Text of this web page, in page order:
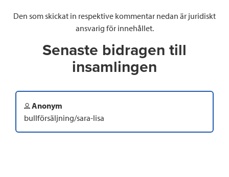
Den som skickat in respektive kommentar nedan är juridiskt
ansvarig för innehållet.
Senaste bidragen till
insamlingen
Anonym
bullförsäljning/sara-lisa